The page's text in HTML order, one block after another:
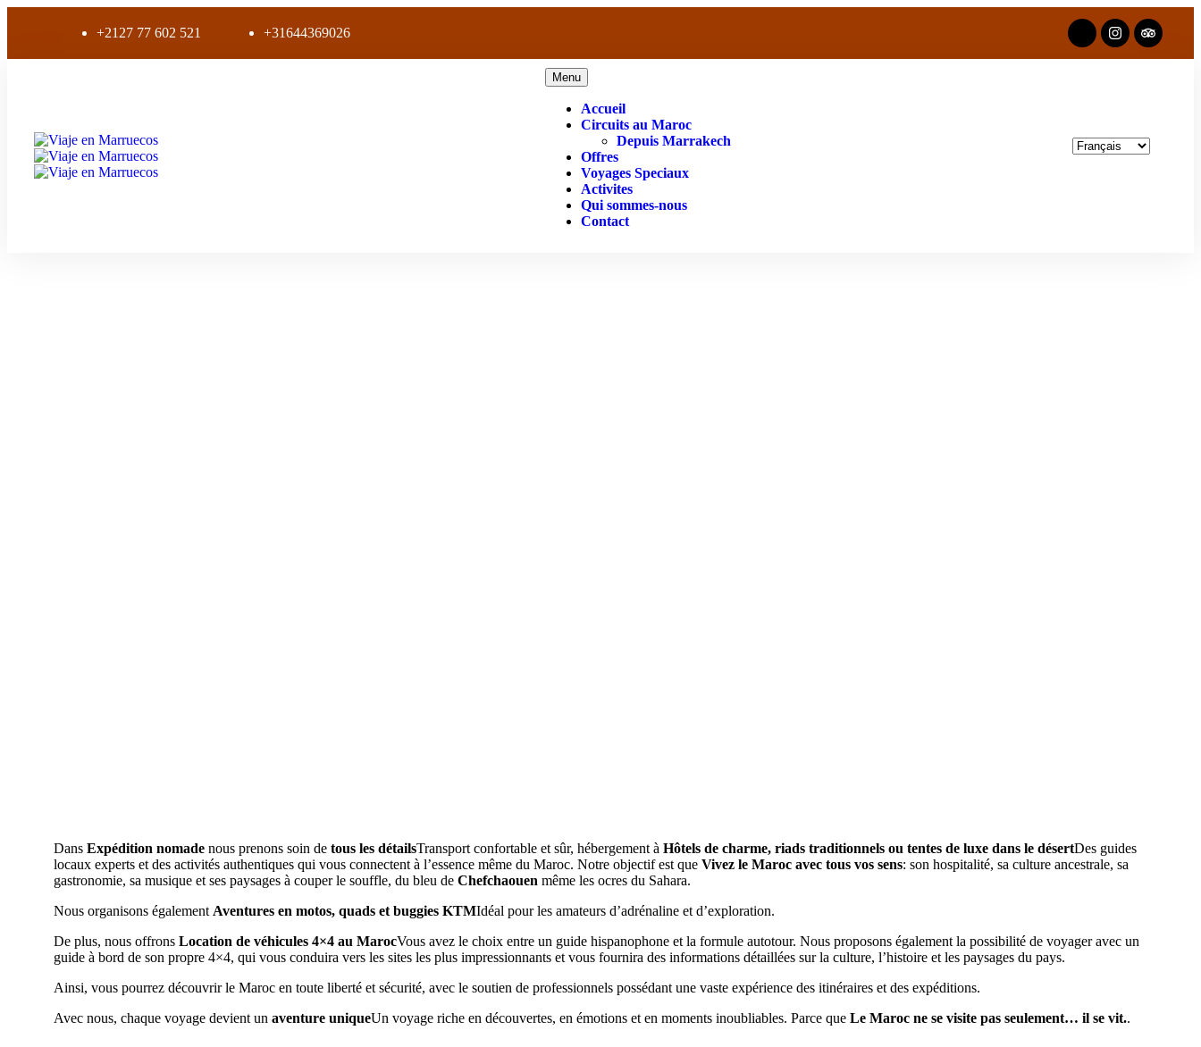
+2127 77 602 521 +31644369026
Menu
Accueil
Circuits au Maroc
Depuis Marrakech
Offres
Voyages Speciaux
Activites
Qui sommes-nous
Contact
Dans Expédition nomadenous prenons soin de tous les détailsTransport confortable et sûr, hébergement à Hôtels de charme, riads traditionnels ou tentes de luxe dans le désertDes guides
locaux experts et des activités authentiques qui vous connectent à l’essence même du Maroc. Notre objectif est que Vivez le Maroc avec tous vos sens: son hospitalité, sa culture ancestrale, sa
gastronomie, sa musique et ses paysages à couper le souffle, du bleu de Chefchaouen même les ocres du Sahara.
Nous organisons également Aventures en motos, quads et buggies KTMIdéal pour les amateurs d’adrénaline et d’exploration.
De plus, nous offrons Location de véhicules 4×4 au MarocVous avez le choix entre un guide hispanophone et la formule autotour. Nous proposons également la possibilité de voyager avec un
guide à bord de son propre 4×4, qui vous conduira vers les sites les plus impressionnants et vous fournira des informations détaillées sur la culture, l’histoire et les paysages du pays.
Ainsi, vous pourrez découvrir le Maroc en toute liberté et sécurité, avec le soutien de professionnels possédant une vaste expérience des itinéraires et des expéditions.
Avec nous, chaque voyage devient un aventure uniqueUn voyage riche en découvertes, en émotions et en moments inoubliables. Parce que Le Maroc ne se visite pas seulement… il se vit..